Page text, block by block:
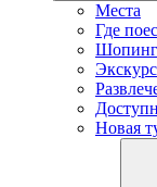
Места
Где
Шопинг
Новая